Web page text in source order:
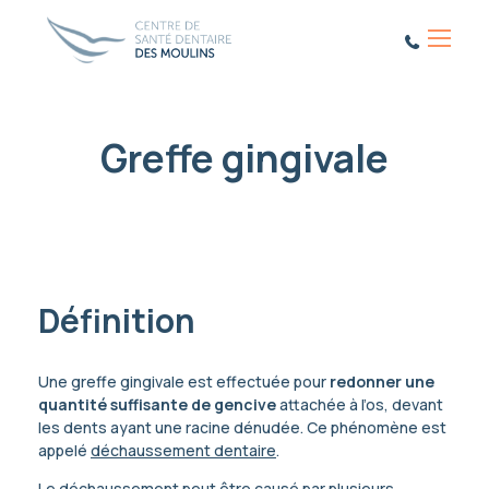
Menu
Greffe gingivale
Définition
Une greffe gingivale est effectuée pour redonner une
quantité suffisante de genciveattachée à l’os, devant
les dents ayant une racine dénudée. Ce phénomène est
appelé déchaussement dentaire.